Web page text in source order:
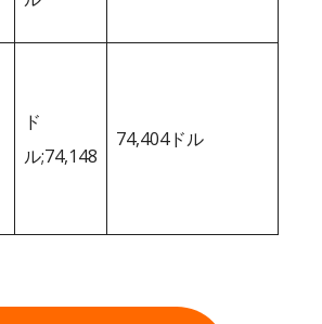
ド
ル;74,148
74,404ドル